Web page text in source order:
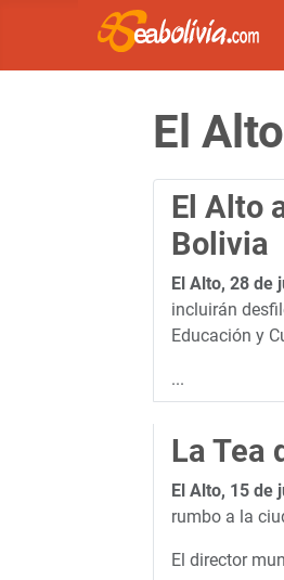
El Alto
El Alto
Bolivia
El Alto, 28 de
incluirán
Educación y
...
La Tea
El Alto, 15 de
rumbo a la
El director